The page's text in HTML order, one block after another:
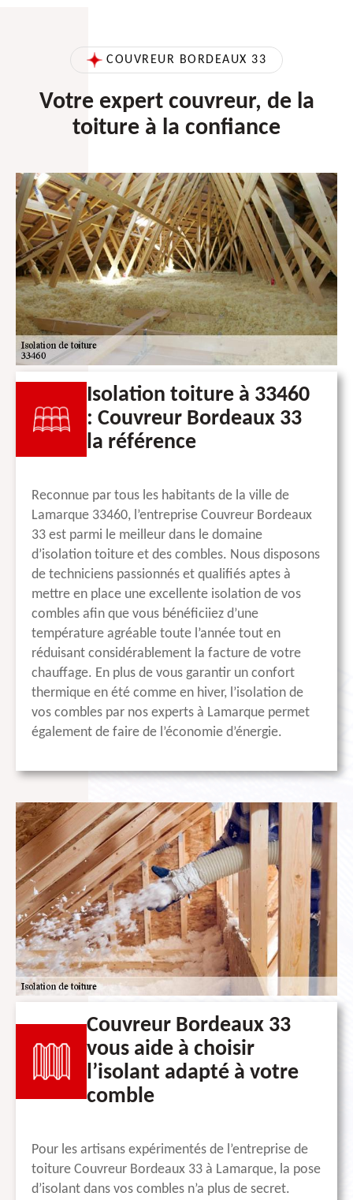
COUVREUR BORDEAUX 33
Votre expert couvreur, de la
toiture à la confiance
Isolation toiture à 33460
: Couvreur Bordeaux 33
la référence
Reconnue par tous les habitants de la ville de
Lamarque 33460, l’entreprise Couvreur Bordeaux
33 est parmi le meilleur dans le domaine
d’isolation toiture et des combles. Nous disposons
de techniciens passionnés et qualifiés aptes à
mettre en place une excellente isolation de vos
combles afin que vous bénéficiiez d’une
température agréable toute l’année tout en
réduisant considérablement la facture de votre
chauffage. En plus de vous garantir un confort
thermique en été comme en hiver, l’isolation de
vos combles par nos experts à Lamarque permet
également de faire de l’économie d’énergie.
Couvreur Bordeaux 33
vous aide à choisir
l’isolant adapté à votre
comble
Pour les artisans expérimentés de l’entreprise de
toiture Couvreur Bordeaux 33 à Lamarque, la pose
d’isolant dans vos combles n’a plus de secret.